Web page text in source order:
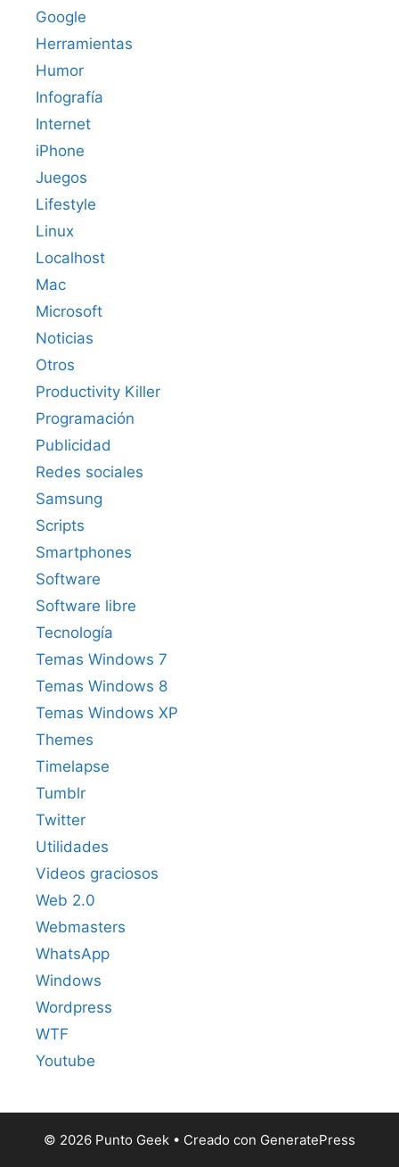
Google
Herramientas
Humor
Infografía
Internet
iPhone
Juegos
Lifestyle
Linux
Localhost
Mac
Microsoft
Noticias
Otros
Productivity Killer
Programación
Publicidad
Redes sociales
Samsung
Scripts
Smartphones
Software
Software libre
Tecnología
Temas Windows 7
Temas Windows 8
Temas Windows XP
Themes
Timelapse
Tumblr
Twitter
Utilidades
Videos graciosos
Web 2.0
Webmasters
WhatsApp
Windows
Wordpress
WTF
Youtube
© 2026 Punto Geek • Creado con GeneratePress